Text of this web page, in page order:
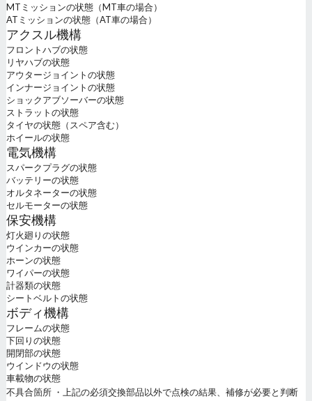
MTミッションの状態（MT車の場合）
ATミッションの状態（AT車の場合）
アクスル機構
フロントハブの状態
リヤハブの状態
アウタージョイントの状態
インナージョイントの状態
ショックアブソーバーの状態
ストラットの状態
タイヤの状態（スペア含む）
ホイールの状態
電気機構
スパークプラグの状態
バッテリーの状態
オルタネーターの状態
セルモーターの状態
保安機構
灯火廻りの状態
ウインカーの状態
ホーンの状態
ワイパーの状態
計器類の状態
シートベルトの状態
ボディ機構
フレームの状態
下回りの状態
開閉部の状態
ウインドウの状態
車載物の状態
不具合箇所 ・上記の必須交換部品以外で点検の結果、補修が必要と判断